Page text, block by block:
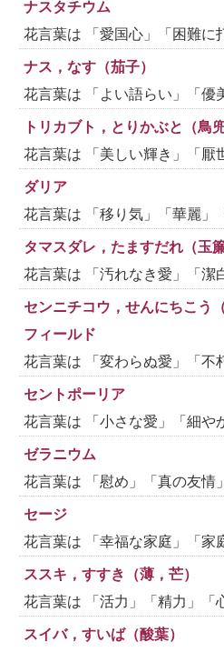
ナスタチウム
花言葉は 「愛国心」「困難に
ナス，なす（茄子）
花言葉は 「よい語らい」「優
トリカブト，とりかぶと（鳥兜
花言葉は 「美しい輝き」「厭
ダリア
花言葉は 「移り気」「華麗」
タマスダレ，たますだれ（玉簾
花言葉は 「汚れなき愛」「潔
センニチコウ，せんにちこう
フィールド
花言葉は 「変わらぬ愛」「不
セントポーリア
花言葉は 「小さな愛」「細や
ゼラニウム
花言葉は 「慰め」「真の友情
セージ
花言葉は 「幸福な家庭」「家
ススキ，すすき（薄，芒）
花言葉は 「活力」「精力」「
スイバ，すいば（酸葉）